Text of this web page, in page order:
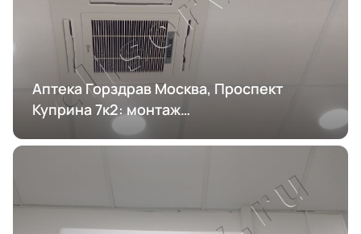
Аптека Горздрав Москва, Проспект
Куприна 7к2: монтаж
кондиционирования